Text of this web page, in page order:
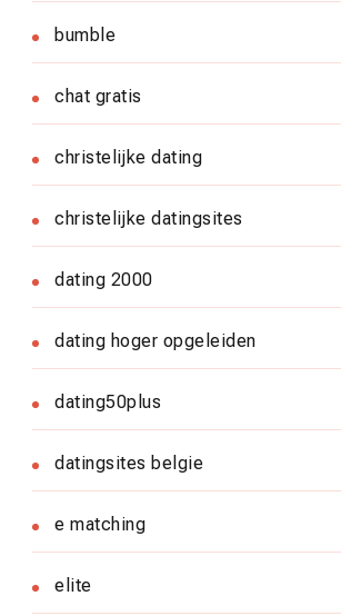
bumble
chat gratis
christelijke dating
christelijke datingsites
dating 2000
dating hoger opgeleiden
dating50plus
datingsites belgie
e matching
elite